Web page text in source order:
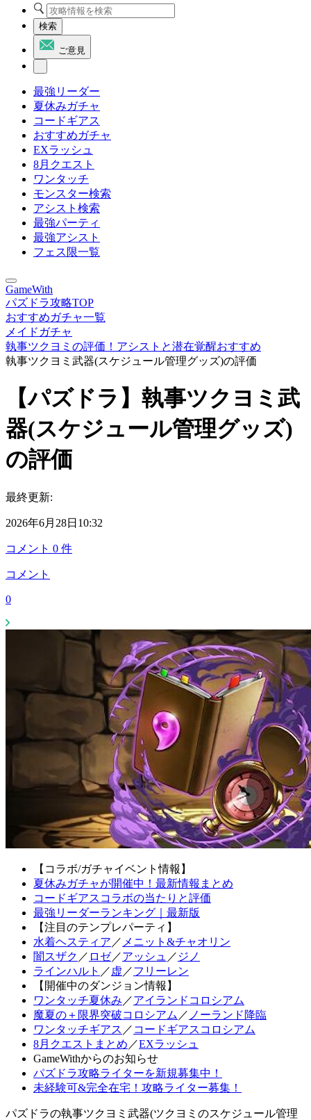
検索
ご意見
最強リーダー
夏休みガチャ
コードギアス
おすすめガチャ
EXラッシュ
8月クエスト
ワンタッチ
モンスター検索
アシスト検索
最強パーティ
最強アシスト
フェス限一覧
GameWith
パズドラ攻略TOP
おすすめガチャ一覧
メイドガチャ
執事ツクヨミの評価！アシストと潜在覚醒おすすめ
執事ツクヨミ武器(スケジュール管理グッズ)の評価
【パズドラ】執事ツクヨミ武
器(スケジュール管理グッズ)
の評価
最終更新:
2026年6月28日10:32
コメント 0 件
コメント
0
【コラボ/ガチャイベント情報】
夏休みガチャが開催中！最新情報まとめ
コードギアスコラボの当たりと評価
最強リーダーランキング｜最新版
【注目のテンプレパーティ】
水着ヘスティア ／ メニット&チャオリン
闇スザク ／ ロゼ／アッシュ ／ ジノ
ラインハルト ／ 虚 ／フリーレン
【開催中のダンジョン情報】
ワンタッチ夏休み ／アイランドコロシアム
魔夏の＋限界突破コロシアム ／ ノーランド降臨
ワンタッチギアス ／ コードギアスコロシアム
8月クエストまとめ ／EXラッシュ
GameWithからのお知らせ
パズドラ攻略ライターを新規募集中！
未経験可&完全在宅！攻略ライター募集！
パズドラの執事ツクヨミ武器(ツクヨミのスケジュール管理